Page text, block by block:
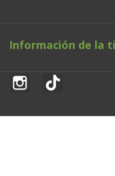
Información de la
Instagram